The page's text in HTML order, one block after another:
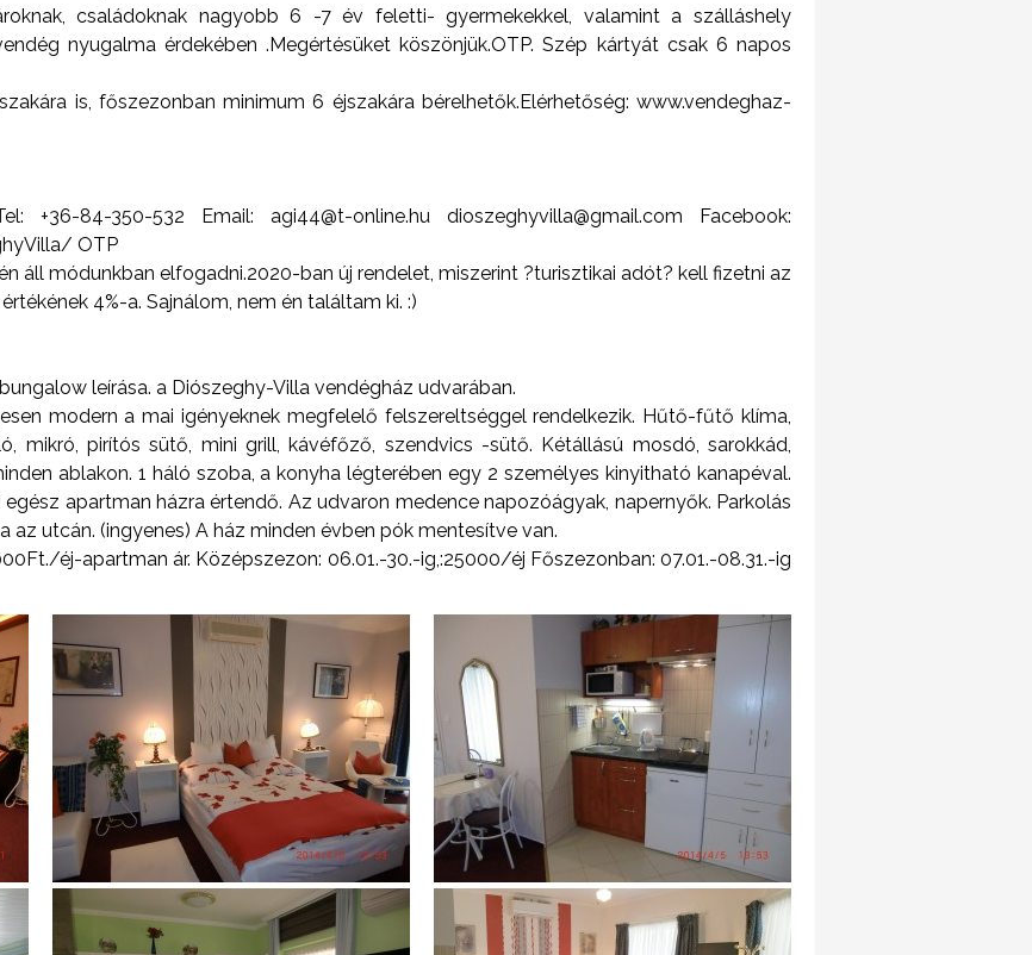
családoknak nagyobb 6 -7 év feletti- gyermekekkel, valamint a szálláshely
nyugalma érdekében .Megértésüket köszönjük.OTP. Szép kártyát csak 6 napos
is, főszezonban minimum 6 éjszakára bérelhetők.Elérhetőség: www.vendeghaz-
+36-84-350-532 Email: agi44@t-online.hu dioszeghyvilla@gmail.com Facebook:
OTP
áll módunkban elfogadni.2020-ban új rendelet, miszerint ?turisztikai adót? kell fizetni az
4%-a. Sajnálom, nem én találtam ki. :)
leírása. a Diószeghy-Villa vendégház udvarában.
modern a mai igényeknek megfelelő felszereltséggel rendelkezik. Hűtő-fűtő klíma,
mikró, pirítós sütő, mini grill, kávéfőző, szendvics -sütő. Kétállású mosdó, sarokkád,
ablakon. 1 háló szoba, a konyha légterében egy 2 személyes kinyitható kanapéval.
apartman házra értendő. Az udvaron medence napozóágyak, napernyők. Parkolás
utcán. (ingyenes) A ház minden évben pók mentesítve van.
éj-apartman ár. Középszezon: 06.01.-30.-ig,:25000/éj Főszezonban: 07.01.-08.31.-ig